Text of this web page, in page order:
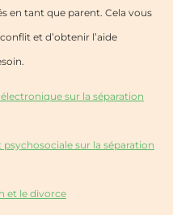
en tant que parent. Cela vous
et d’obtenir l’aide
sur la séparation
sur la séparation
et le divorce